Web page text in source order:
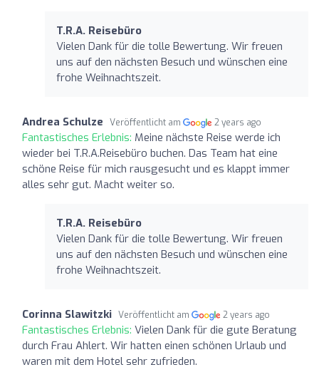
T.R.A. Reisebüro
Vielen Dank für die tolle Bewertung. Wir freuen
uns auf den nächsten Besuch und wünschen eine
frohe Weihnachtszeit.
Andrea Schulze Veröffentlicht am 2 years ago
Fantastisches Erlebnis: Meine nächste Reise werde ich
wieder bei T.R.A.Reisebüro buchen. Das Team hat eine
schöne Reise für mich rausgesucht und es klappt immer
alles sehr gut. Macht weiter so.
T.R.A. Reisebüro
Vielen Dank für die tolle Bewertung. Wir freuen
uns auf den nächsten Besuch und wünschen eine
frohe Weihnachtszeit.
Corinna Slawitzki Veröffentlicht am 2 years ago
Fantastisches Erlebnis: Vielen Dank für die gute Beratung
durch Frau Ahlert. Wir hatten einen schönen Urlaub und
waren mit dem Hotel sehr zufrieden.